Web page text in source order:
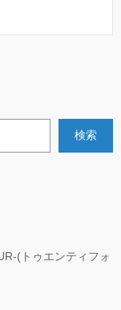
検索
(トゥエンティフォ